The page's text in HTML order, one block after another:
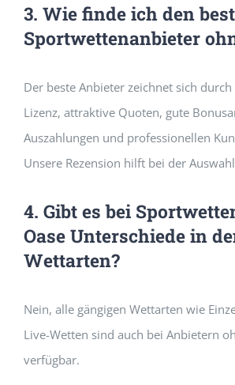
3. Wie finde ich den
Sportwettenanbieter
Der beste Anbieter zeichnet sich
Lizenz, attraktive Quoten, gute
Auszahlungen und professionellen
Unsere Rezension hilft bei der
4. Gibt es bei
Oase Unterschiede in
Wettarten?
Nein, alle gängigen Wettarten wie
Live-Wetten sind auch bei Anbietern
verfügbar.